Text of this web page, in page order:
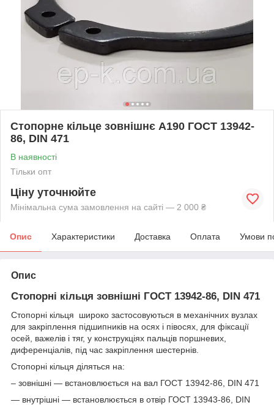
Стопорне кільце зовнішнє А190 ГОСТ 13942-
86, DIN 471
В наявності
Тільки опт
Ціну уточнюйте
Мінімальна сума замовлення на сайті — 2 000 ₴
Опис Характеристики Доставка Оплата Умови
Опис
Стопорні кільця зовнішні ГОСТ 13942-86, DIN 471
Стопорні кільця широко застосовуються в механічних вузлах
для закріплення підшипників на осях і півосях, для фіксації
осей, важелів і тяг, у конструкціях пальців поршневих,
диференціалів, під час закріплення шестернів.
Стопорні кільця діляться на:
– зовнішні — встановлюється на вал ГОСТ 13942-86, DIN 471
— внутрішні — встановлюється в отвір ГОСТ 13943-86, DIN